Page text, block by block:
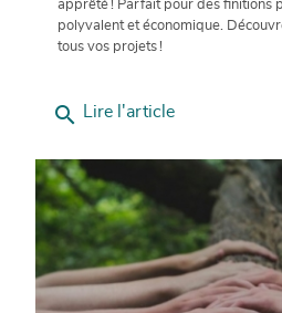
apprêté ! Parfait pour des finitions
polyvalent et économique.
tous vos projets !
search Lire l'article